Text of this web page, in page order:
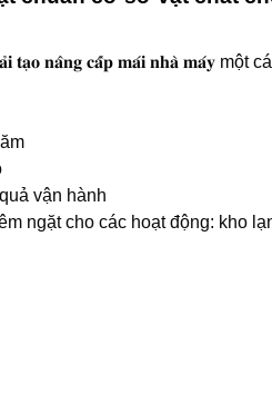
𝐧𝐚̂𝐧𝐠 𝐜𝐚̂́𝐩 𝐦𝐚́𝐢 𝐧𝐡𝐚̀ 𝐦𝐚́𝐲 một
vận hành
ngặt cho các hoạt động: kho